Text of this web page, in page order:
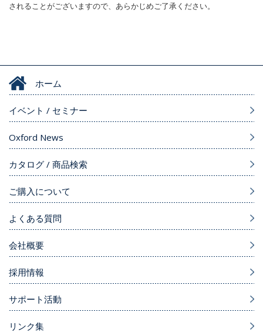
されることがございますので、あらかじめご了承ください。
ホーム
イベント / セミナー
Oxford News
カタログ / 商品検索
ご購入について
よくある質問
会社概要
採用情報
サポート活動
リンク集